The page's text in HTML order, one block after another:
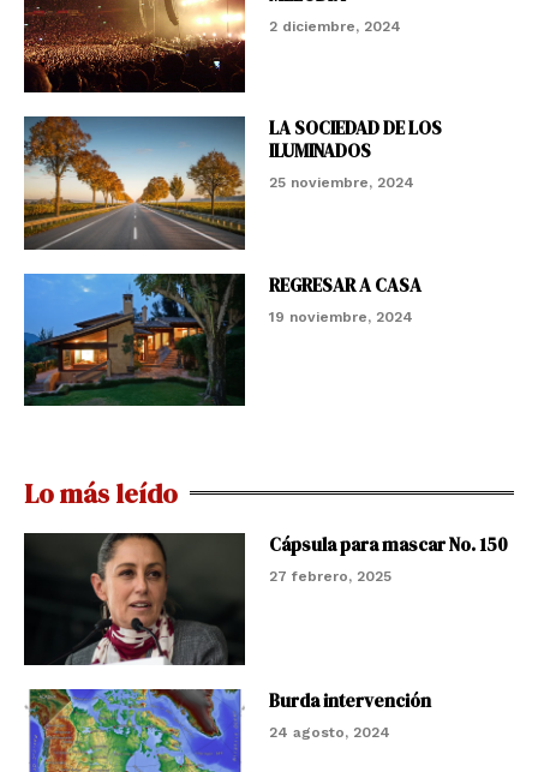
2 diciembre, 2024
LA SOCIEDAD DE LOS
ILUMINADOS
25 noviembre, 2024
REGRESAR A CASA
19 noviembre, 2024
Lo más leído
Cápsula para mascar No. 150
27 febrero, 2025
Burda intervención
24 agosto, 2024